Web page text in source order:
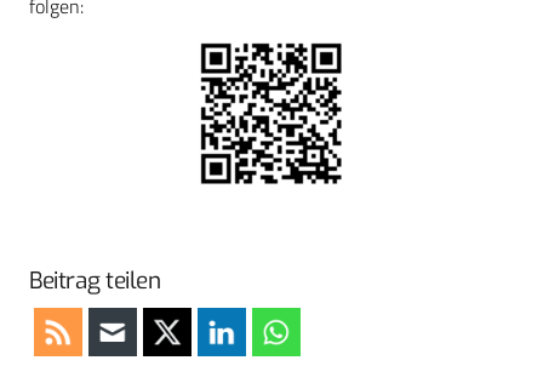
folgen:
Beitrag teilen